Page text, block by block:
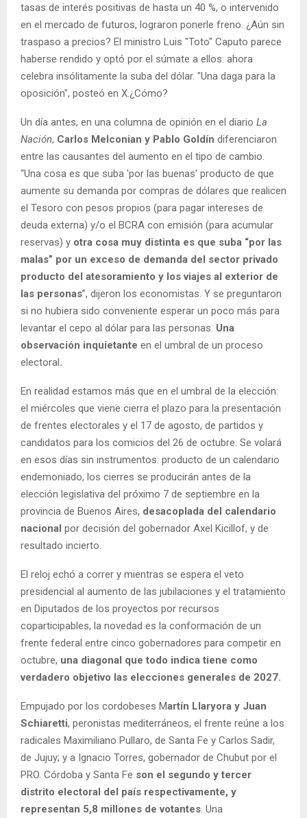
tasas de interés positivas de hasta un 40 %, o intervenido
en el mercado de futuros, lograron ponerle freno. ¿Aún sin
traspaso a precios? El ministro Luis "Toto" Caputo parece
haberse rendido y optó por el súmate a ellos: ahora
celebra insólitamente la suba del dólar. "Una daga para la
oposición", posteó en X.¿Cómo?
Un día antes, en una columna de opinión en el diario La
Nación, Carlos Melconian y Pablo Goldín diferenciaron
entre las causantes del aumento en el tipo de cambio.
“Una cosa es que suba 'por las buenas' producto de que
aumente su demanda por compras de dólares que realicen
el Tesoro con pesos propios (para pagar intereses de
deuda externa) y/o el BCRA con emisión (para acumular
reservas) y otra cosa muy distinta es que suba “por las
malas” por un exceso de demanda del sector privado
producto del atesoramiento y los viajes al exterior de
las personas”, dijeron los economistas. Y se preguntaron
si no hubiera sido conveniente esperar un poco más para
levantar el cepo al dólar para las personas. Una
observación inquietante en el umbral de un proceso
electoral.
En realidad estamos más que en el umbral de la elección:
el miércoles que viene cierra el plazo para la presentación
de frentes electorales y el 17 de agosto, de partidos y
candidatos para los comicios del 26 de octubre. Se volará
en esos días sin instrumentos: producto de un calendario
endemoniado, los cierres se producirán antes de la
elección legislativa del próximo 7 de septiembre en la
provincia de Buenos Aires, desacoplada del calendario
nacional por decisión del gobernador Axel Kicillof, y de
resultado incierto.
El reloj echó a correr y mientras se espera el veto
presidencial al aumento de las jubilaciones y el tratamiento
en Diputados de los proyectos por recursos
coparticipables, la novedad es la conformación de un
frente federal entre cinco gobernadores para competir en
octubre, una diagonal que todo indica tiene como
verdadero objetivo las elecciones generales de 2027.
Empujado por los cordobeses Martín Llaryora y Juan
Schiaretti, peronistas mediterráneos, el frente reúne a los
radicales Maximiliano Pullaro, de Santa Fe y Carlos Sadir,
de Jujuy; y a Ignacio Torres, gobernador de Chubut por el
PRO. Córdoba y Santa Fe son el segundo y tercer
distrito electoral del país respectivamente, y
representan 5,8 millones de votantes. Una